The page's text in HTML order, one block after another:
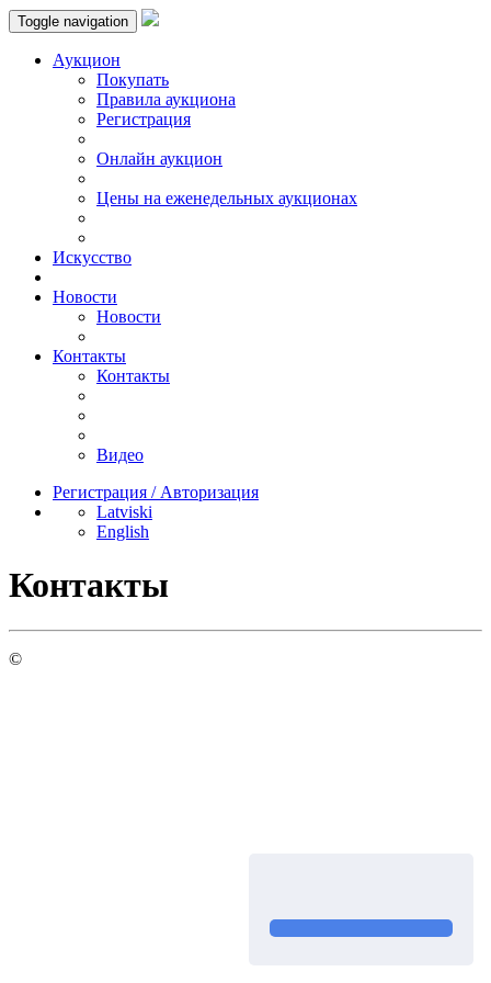
Toggle navigation
Аукцион
Пoкупать
Правила аукциона
Регистрация
Онлайн аукцион
Цены на еженедельных аукционах
Искусствo
Новости
Новости
Контакты
Контакты
Видео
Регистрация / Авторизация
Latviski
English
Контакты
©